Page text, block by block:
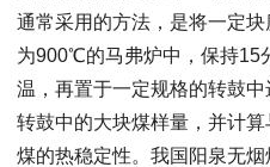
通常采用的方法，是将一定
为900℃的马弗炉中，保持15
温，再置于一定规格的转鼓
转鼓中的大块煤样量，并计
煤的热稳定性。我国阳泉无